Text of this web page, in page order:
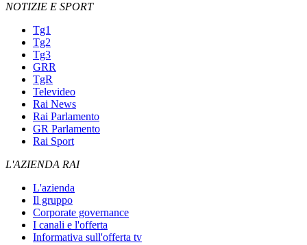
NOTIZIE E SPORT
Tg1
Tg2
Tg3
GRR
TgR
Televideo
Rai News
Rai Parlamento
GR Parlamento
Rai Sport
L'AZIENDA RAI
L'azienda
Il gruppo
Corporate governance
I canali e l'offerta
Informativa sull'offerta tv